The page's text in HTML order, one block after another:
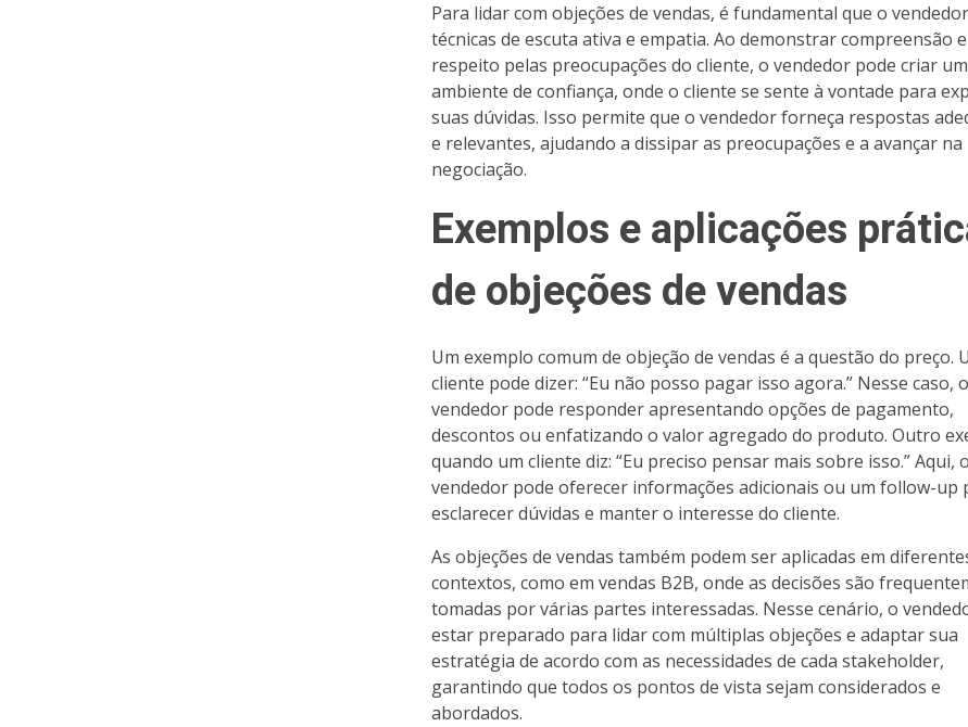
Para lidar com objeções de vendas, é fundamental que o
técnicas de escuta ativa e empatia. Ao demonstrar compreensão e
respeito pelas preocupações do cliente, o vendedor pode criar um
ambiente de confiança, onde o cliente se sente à vontade para
suas dúvidas. Isso permite que o vendedor forneça respostas
e relevantes, ajudando a dissipar as preocupações e a avançar na
negociação.
Exemplos e aplicações
de objeções de vendas
Um exemplo comum de objeção de vendas é a questão do preço.
cliente pode dizer: “Eu não posso pagar isso agora.” Nesse caso, o
vendedor pode responder apresentando opções de pagamento,
descontos ou enfatizando o valor agregado do produto. Outro
quando um cliente diz: “Eu preciso pensar mais sobre isso.” Aqui, o
vendedor pode oferecer informações adicionais ou um follow-up
esclarecer dúvidas e manter o interesse do cliente.
As objeções de vendas também podem ser aplicadas em
contextos, como em vendas B2B, onde as decisões são
tomadas por várias partes interessadas. Nesse cenário, o
estar preparado para lidar com múltiplas objeções e adaptar sua
estratégia de acordo com as necessidades de cada stakeholder,
garantindo que todos os pontos de vista sejam considerados e
abordados.